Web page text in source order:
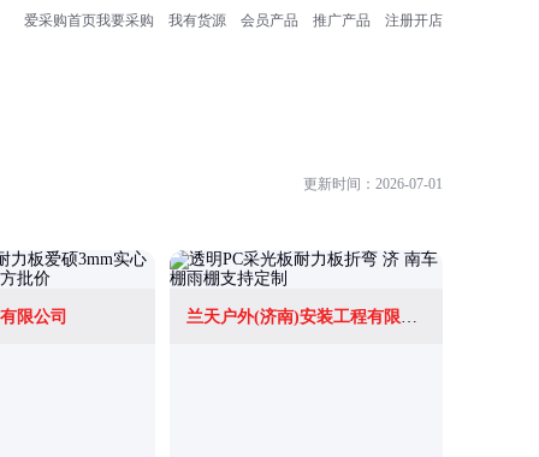
爱采购首页我要采购 我有货源 会员产品 推广产品 注册开店
更新时间：2026-07-01
限公司 兰天户外(济南)安装工程有限公司